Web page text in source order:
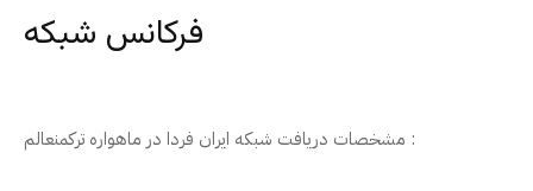
فرکانس شبکه
مشخصات دریافت شبکه ایران فردا در ماهواره ترکمنعالم :